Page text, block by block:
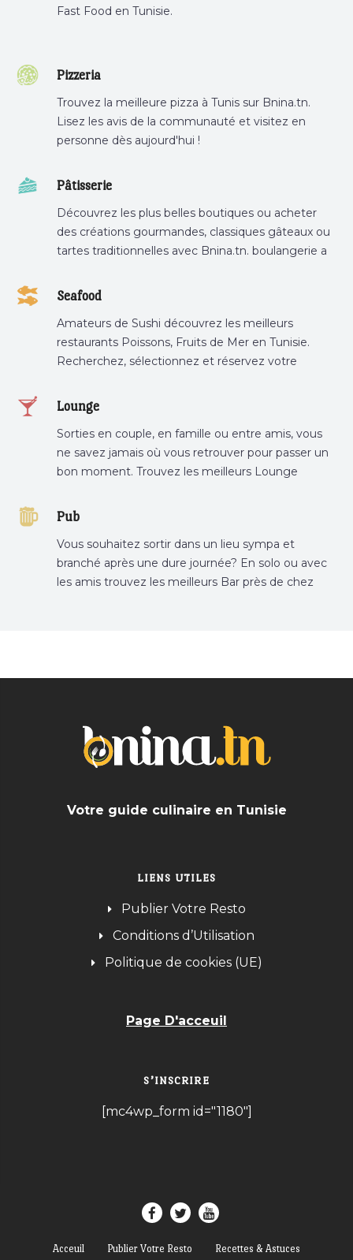
Fast Food en Tunisie.
Pizzeria
Trouvez la meilleure pizza à Tunis sur Bnina.tn.
Lisez les avis de la communauté et visitez en
personne dès aujourd'hui !
Pâtisserie
Découvrez les plus belles boutiques ou acheter
des créations gourmandes, classiques gâteaux ou
tartes traditionnelles avec Bnina.tn. boulangerie a
tunis, pâtisserie sousse .
Seafood
Amateurs de Sushi découvrez les meilleurs
restaurants Poissons, Fruits de Mer en Tunisie.
Recherchez, sélectionnez et réservez votre
Lounge
Sorties en couple, en famille ou entre amis, vous
ne savez jamais où vous retrouver pour passer un
bon moment. Trouvez les meilleurs Lounge
Pub
Vous souhaitez sortir dans un lieu sympa et
branché après une dure journée? En solo ou avec
les amis trouvez les meilleurs Bar près de chez
Votre guide culinaire en Tunisie
LIENS UTILES
Publier Votre Resto
Conditions d’Utilisation
Politique de cookies (UE)
Page D'acceuil
S’INSCRIRE
[mc4wp_form id="1180"]
Acceuil Publier Votre Resto Recettes & Astuces